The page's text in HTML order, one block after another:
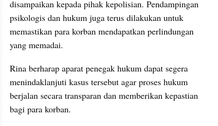
disampaikan kepada pihak kepolisian. Pendampingan
psikologis dan hukum juga terus dilakukan untuk
memastikan para korban mendapatkan perlindungan
yang memadai.
Rina berharap aparat penegak hukum dapat segera
menindaklanjuti kasus tersebut agar proses hukum
berjalan secara transparan dan memberikan kepastian
bagi para korban.